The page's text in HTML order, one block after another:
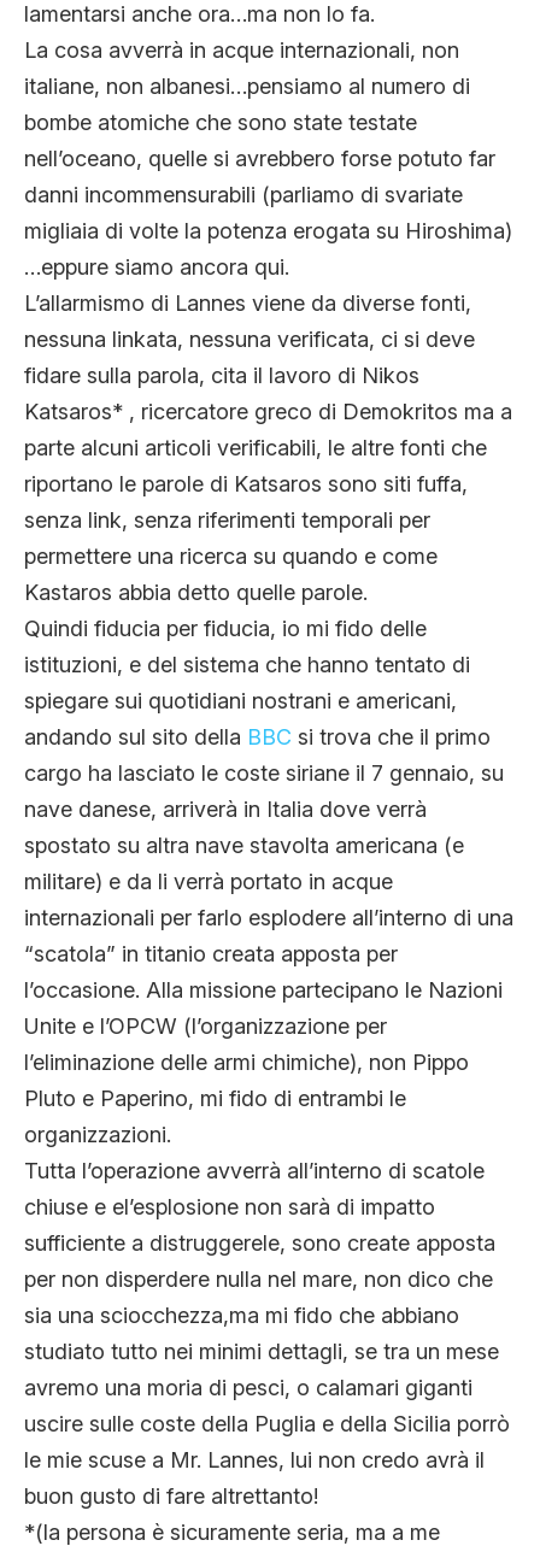
lamentarsi anche ora…ma non lo fa.
La cosa avverrà in acque internazionali, non
italiane, non albanesi…pensiamo al numero di
bombe atomiche che sono state testate
nell’oceano, quelle si avrebbero forse potuto far
danni incommensurabili (parliamo di svariate
migliaia di volte la potenza erogata su Hiroshima)
…eppure siamo ancora qui.
L’allarmismo di Lannes viene da diverse fonti,
nessuna linkata, nessuna verificata, ci si deve
fidare sulla parola, cita il lavoro di Nikos
Katsaros* , ricercatore greco di Demokritos ma a
parte alcuni articoli verificabili, le altre fonti che
riportano le parole di Katsaros sono siti fuffa,
senza link, senza riferimenti temporali per
permettere una ricerca su quando e come
Kastaros abbia detto quelle parole.
Quindi fiducia per fiducia, io mi fido delle
istituzioni, e del sistema che hanno tentato di
spiegare sui quotidiani nostrani e americani,
andando sul sito della BBC si trova che il primo
cargo ha lasciato le coste siriane il 7 gennaio, su
nave danese, arriverà in Italia dove verrà
spostato su altra nave stavolta americana (e
militare) e da li verrà portato in acque
internazionali per farlo esplodere all’interno di una
“scatola” in titanio creata apposta per
l’occasione. Alla missione partecipano le Nazioni
Unite e l’OPCW (l’organizzazione per
l’eliminazione delle armi chimiche), non Pippo
Pluto e Paperino, mi fido di entrambi le
organizzazioni.
Tutta l’operazione avverrà all’interno di scatole
chiuse e el’esplosione non sarà di impatto
sufficiente a distruggerele, sono create apposta
per non disperdere nulla nel mare, non dico che
sia una sciocchezza,ma mi fido che abbiano
studiato tutto nei minimi dettagli, se tra un mese
avremo una moria di pesci, o calamari giganti
uscire sulle coste della Puglia e della Sicilia porrò
le mie scuse a Mr. Lannes, lui non credo avrà il
buon gusto di fare altrettanto!
*(la persona è sicuramente seria, ma a me